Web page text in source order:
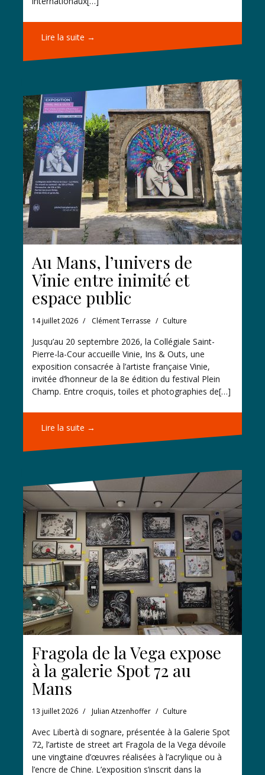
Lire la suite →
Au Mans, l’univers de
Vinie entre inimité et
espace public
14 juillet 2026 Clément Terrasse Culture
Jusqu’au 20 septembre 2026, la Collégiale Saint-
Pierre-la-Cour accueille Vinie, Ins & Outs, une
exposition consacrée à l’artiste française Vinie,
invitée d’honneur de la 8e édition du festival Plein
Champ. Entre croquis, toiles et photographies de[…]
Lire la suite →
Fragola de la Vega expose
à la galerie Spot 72 au
Mans
13 juillet 2026 Julian Atzenhoffer Culture
Avec Libertà di sognare, présentée à la Galerie Spot
72, l’artiste de street art Fragola de la Vega dévoile
une vingtaine d’œuvres réalisées à l’acrylique ou à
l’encre de Chine. L’exposition s’inscrit dans la